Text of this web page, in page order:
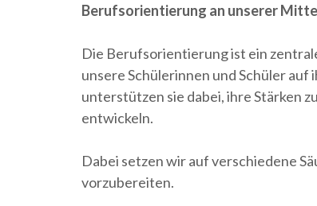
Berufsorientierung an unserer
Die Berufsorientierung ist ein
unsere Schülerinnen und Schüler
unterstützen sie dabei, ihre Stärken
entwickeln.
Dabei setzen wir auf verschiedene
vorzubereiten.